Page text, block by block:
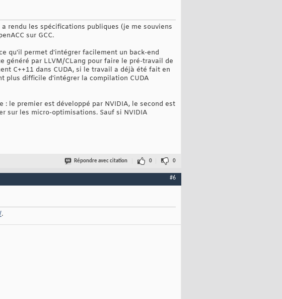
rendu les spécifications publiques (je me souviens
sur GCC.
qu'il permet d'intégrer facilement un back-end
généré par LLVM/CLang pour faire le pré-travail de
C++11 dans CUDA, si le travail a déjà été fait en
plus difficile d'intégrer la compilation CUDA
: le premier est développé par NVIDIA, le second est
sur les micro-optimisations. Sauf si NVIDIA
Répondre avec citation 0 0
#6
.